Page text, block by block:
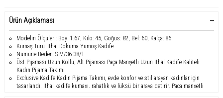
Ürün Açıklaması
Modelin Ölçüleri: Boy: 1.67, Kilo: 45, Göğüs: 82, Bel: 60, Kalça: 86
Kumaş Türü: Ithal Dokuma Yumoş Kadife
Numune Beden: S-M/36-38/1
Üst Pijaması Uzun Kollu, Alt Pijaması Paça Manşetli Uzun Ithal Kadife Kaliteli
Kadın Pijama Takımı
Exclusive Kadife Kadın Pijama Takımı, evde konfor ve stil arayan kadınlar için
tasarlandı. İthal kadife kumaşı, rahatlık ve lüksü bir araya getirir. Paça manşetli